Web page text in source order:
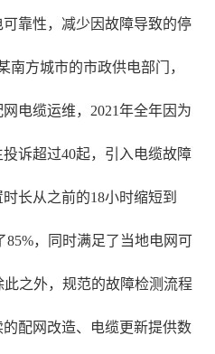
靠性，减少因故障导致的停
南方城市的市政供电部门，
电缆运维，2021年全年因为
诉超过40起，引入电缆故障
长从之前的18小时缩短到
85%，同时满足了当地电网可
此之外，规范的故障检测流程
配网改造、电缆更新提供数